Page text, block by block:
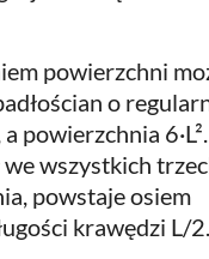
powierzchni
o
powierzchnia
wszystkich
powstaje osiem
krawędzi L/2.